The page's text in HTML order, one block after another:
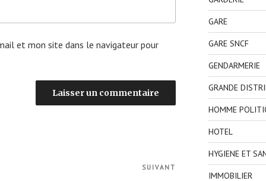
et mon site dans le navigateur pour
SUIVANT
GARE
GARE SNCF
GENDARMERIE
GRANDE
HOMME
HOTEL
HYGIENE ET
IMMOBILIER